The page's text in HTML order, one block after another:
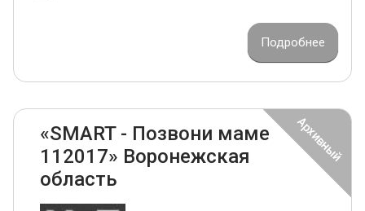
Подробнее
«SMART - Позвони маме
112017» Воронежская
область